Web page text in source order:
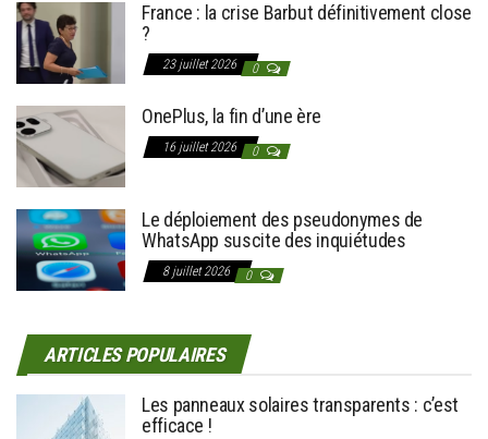
France : la crise Barbut définitivement close
?
23 juillet 2026 0
OnePlus, la fin d’une ère
16 juillet 2026 0
Le déploiement des pseudonymes de
WhatsApp suscite des inquiétudes
8 juillet 2026 0
ARTICLES POPULAIRES
Les panneaux solaires transparents : c’est
efficace !